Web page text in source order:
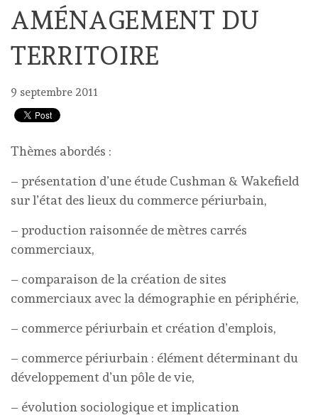
AMÉNAGEMENT DU
TERRITOIRE
9 septembre 2011
Thèmes abordés :
– présentation d’une étude Cushman & Wakefield
sur l’état des lieux du commerce périurbain,
– production raisonnée de mètres carrés
commerciaux,
– comparaison de la création de sites
commerciaux avec la démographie en périphérie,
– commerce périurbain et création d’emplois,
– commerce périurbain : élément déterminant du
développement d’un pôle de vie,
– évolution sociologique et implication